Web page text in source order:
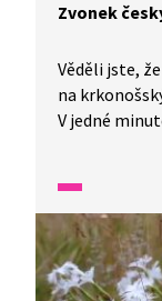
Zvonek
Věděli jste,
na
V jedné